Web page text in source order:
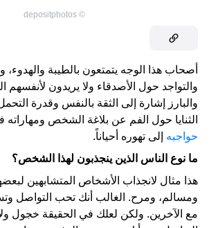
©
depositphotos
أصحاب هذا الوجه يتمتعون بالطيبة والهدوء،
والتواجد حول الأصدقاء ولا يريدون لأنفسهم
والبارز إشارة إلى الثقة بالنفس وقدرة التحمل
الثنايا حول الفم عن بلاغة الشخص ومهاراته
حواجبه إلى تهوره أحياناً.
ما نوع الناس الذين ينجذبون لهذا الشخص؟
هذا مثال لانجذاب الأشخاص المتشابهين
ومسالم، ومرح. الغالب أنك تحب التواصل
مع الآخرين. ولكن لعلك في الحقيقة خجول